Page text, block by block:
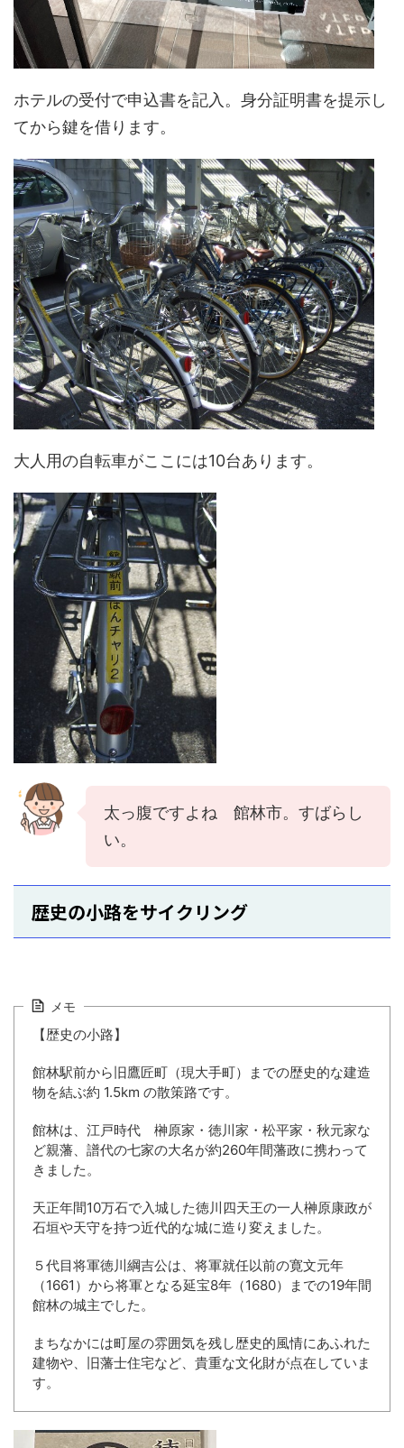
ホテルの受付で申込書を記入。身分証明書を提示し
てから鍵を借ります。
大人用の自転車がここには10台あります。
太っ腹ですよね 館林市。すばらし
い。
歴史の小路をサイクリング
メモ
【歴史の小路】
館林駅前から旧鷹匠町（現大手町）までの歴史的な建造
物を結ぶ約 1.5km の散策路です。
館林は、江戸時代 榊原家・徳川家・松平家・秋元家な
ど親藩、譜代の七家の大名が約260年間藩政に携わって
きました。
天正年間10万石で入城した徳川四天王の一人榊原康政が
石垣や天守を持つ近代的な城に造り変えました。
５代目将軍徳川綱吉公は、将軍就任以前の寛文元年
（1661）から将軍となる延宝8年（1680）までの19年間
館林の城主でした。
まちなかには町屋の雰囲気を残し歴史的風情にあふれた
建物や、旧藩士住宅など、貴重な文化財が点在していま
す。